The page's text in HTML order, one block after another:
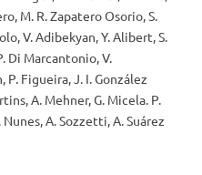
M. R. Zapatero Osorio, S.
V. Adibekyan, Y. Alibert, S.
Di Marcantonio, V.
P. Figueira, J. I. González
A. Mehner, G. Micela. P.
A. Sozzetti, A. Suárez